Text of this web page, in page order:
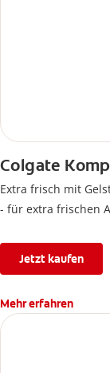
Colgate
Extra frisch mit
- für extra frischen
Jetzt kaufen
Mehr erfahren